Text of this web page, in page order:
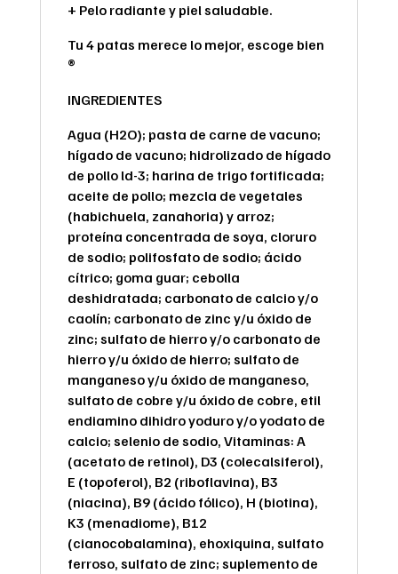
+ Pelo radiante y piel saludable.
Tu 4 patas merece lo mejor, escoge bien
®
INGREDIENTES
Agua (H2O); pasta de carne de vacuno;
hígado de vacuno; hidrolizado de hígado
de pollo ld-3; harina de trigo fortificada;
aceite de pollo; mezcla de vegetales
(habichuela, zanahoria) y arroz;
proteína concentrada de soya, cloruro
de sodio; polifosfato de sodio; ácido
cítrico; goma guar; cebolla
deshidratada; carbonato de calcio y/o
caolín; carbonato de zinc y/u óxido de
zinc; sulfato de hierro y/o carbonato de
hierro y/u óxido de hierro; sulfato de
manganeso y/u óxido de manganeso,
sulfato de cobre y/u óxido de cobre, etil
endiamino dihidro yoduro y/o yodato de
calcio; selenio de sodio, Vitaminas: A
(acetato de retinol), D3 (colecalsiferol),
E (topoferol), B2 (riboflavina), B3
(niacina), B9 (ácido fólico), H (biotina),
K3 (menadiome), B12
(cianocobalamina), ehoxiquina, sulfato
ferroso, sulfato de zinc; suplemento de